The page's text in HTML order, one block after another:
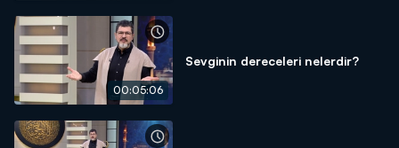
00:05:06
Sevginin dereceleri nelerdir?